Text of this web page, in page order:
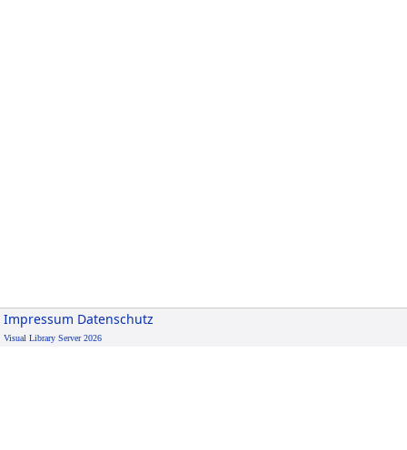
Impressum Datenschutz
Visual Library Server 2026